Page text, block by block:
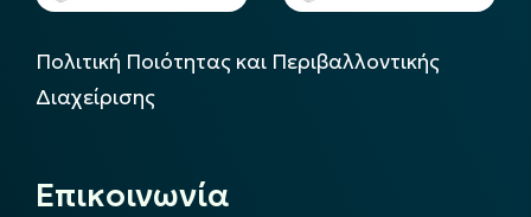
Πολιτική Ποιότητας και Περιβαλλοντικής
Διαχείρισης
Επικοινωνία